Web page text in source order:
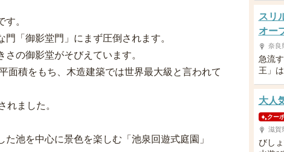
。
「御影堂門」にまず圧倒されます。
の御影堂がそびえています。
面積をもち、木造建築では世界最大級と言われて
れました。
池を中心に景色を楽しむ「池泉回遊式庭園」
スリ
オー
奈良
急流
王」
大人
クー
滋賀
びし